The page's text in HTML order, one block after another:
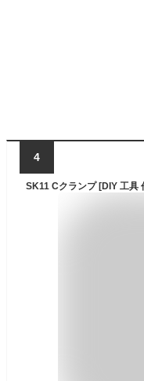
4
SK11 Cクランプ [DIY 工具